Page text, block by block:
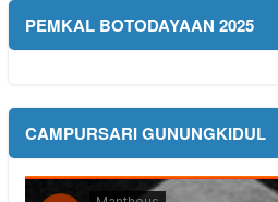
PEMKAL BOTODAYAAN 2025
CAMPURSARI GUNUNGKIDUL